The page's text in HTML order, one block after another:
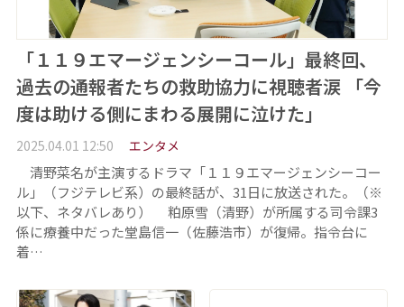
「１１９エマージェンシーコール」最終回、
過去の通報者たちの救助協力に視聴者涙 「今
度は助ける側にまわる展開に泣けた」
2025.04.01 12:50 エンタメ
清野菜名が主演するドラマ「１１９エマージェンシーコー
ル」（フジテレビ系）の最終話が、31日に放送された。（※
以下、ネタバレあり） 粕原雪（清野）が所属する司令課3
係に療養中だった堂島信一（佐藤浩市）が復帰。指令台に
着…